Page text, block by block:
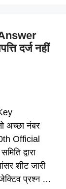
दर्ज नहीं
अच्छा नंबर
Official
द्वारा
शीट जारी
प्रश्न …